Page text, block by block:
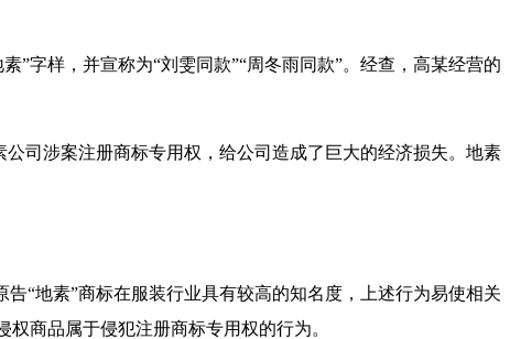
”字样，并宣称为“刘雯同款”“周冬雨同款”。经查，高某经营的
司涉案注册商标专用权，给公司造成了巨大的经济损失。地素
“地素”商标在服装行业具有较高的知名度，上述行为易使相关
商品属于侵犯注册商标专用权的行为。